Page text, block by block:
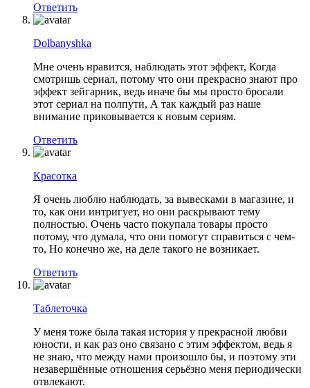
Ответить
Dolbanyshka
Мне очень нравится, наблюдать этот эффект, Когда
смотришь сериал, потому что они прекрасно знают про
эффект зейгарник, ведь иначе бы мы просто бросали
этот сериал на полпути, А так каждый раз наше
внимание приковывается к новым сериям.
Ответить
Красотка
Я очень люблю наблюдать, за вывесками в магазине, и
то, как они интригует, но они раскрывают тему
полностью. Очень часто покупала товары просто
потому, что думала, что они помогут справиться с чем-
то, Но конечно же, на деле такого не возникает.
Ответить
Таблеточка
У меня тоже была такая история у прекрасной любви
юности, и как раз оно связано с этим эффектом, ведь я
не знаю, что между нами произошло бы, и поэтому эти
незавершённые отношения серьёзно меня периодически
отвлекают.